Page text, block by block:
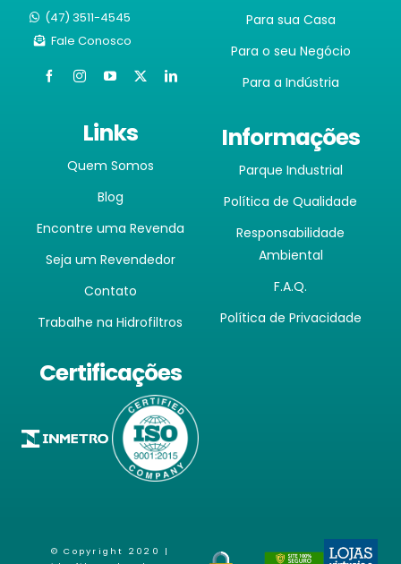
(47) 3511-4545
Fale Conosco
Para sua Casa
Para o seu Negócio
Para a Indústria
Links
Quem Somos
Blog
Encontre uma Revenda
Seja um Revendedor
Contato
Trabalhe na Hidrofiltros
Informações
Parque Industrial
Política de Qualidade
Responsabilidade
Ambiental
F.A.Q.
Política de Privacidade
Certificações
© Copyright 2020 |